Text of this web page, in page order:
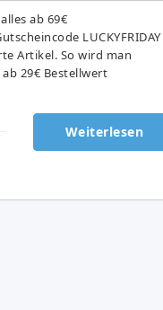
ab 69€
LUCKYFRIDAY
Artikel. So wird man
29€ Bestellwert
Weiterlesen